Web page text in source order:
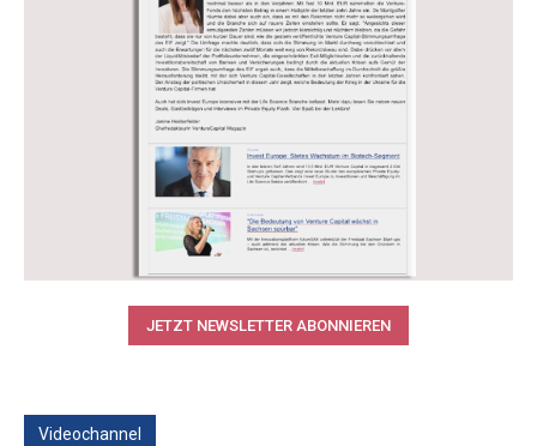
JETZT NEWSLETTER ABONNIEREN
Videochannel